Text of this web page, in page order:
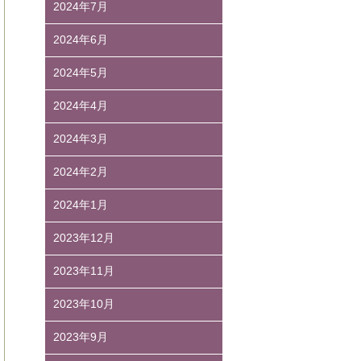
2024年7月
2024年6月
2024年5月
2024年4月
2024年3月
2024年2月
2024年1月
2023年12月
2023年11月
2023年10月
2023年9月